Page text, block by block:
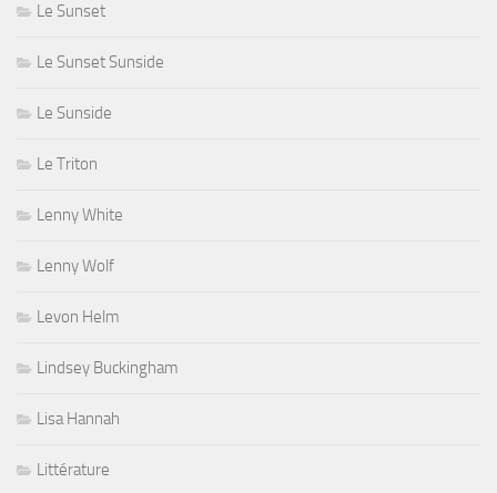
Le Sunset
Le Sunset Sunside
Le Sunside
Le Triton
Lenny White
Lenny Wolf
Levon Helm
Lindsey Buckingham
Lisa Hannah
Littérature